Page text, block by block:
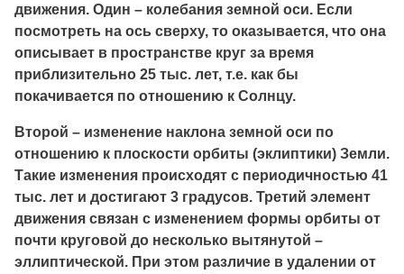
движения. Один – колебания земной оси. Если
посмотреть на ось сверху, то оказывается, что она
описывает в пространстве круг за время
приблизительно 25 тыс. лет, т.е. как бы
покачивается по отношению к Солнцу.
Второй – изменение наклона земной оси по
отношению к плоскости орбиты (эклиптики) Земли.
Такие изменения происходят с периодичностью 41
тыс. лет и достигают 3 градусов. Третий элемент
движения связан с изменением формы орбиты от
почти круговой до несколько вытянутой –
эллиптической. При этом различие в удалении от